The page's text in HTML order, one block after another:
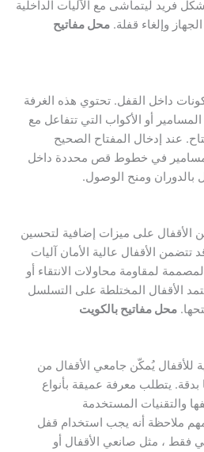
فريد ليتماشى مع الآليات الداخلية
وإلغاء قفلة. محل مفاتيح
داخل القفل. تحتوي هذه الغرفة
أو الأكواب التي تتفاعل مع
عند إدخال المفتاح الصحيح
في خطوط قص محددة داخل
بالدوران ومنح الوصول.
الأقفال على ميزات إضافية لتحسين
تتضمن الأقفال عالية الأمان آليات
لمقاومة محاولات الانتقاء أو
الأقفال المختلطة على التسلسل
محل مفاتيح بالكويت
للأقفال يُمكّن جامعي الأقفال من
بدقة. يتطلب معرفة عميقة بأنواع
والتقنيات المستخدمة
ملاحظة أنه يجب استخدام قفل
فقط ، مثل صانعي الأقفال أو